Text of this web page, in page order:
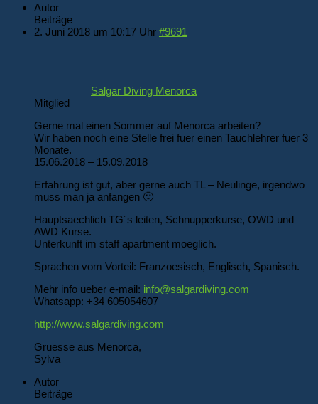
Autor
Beiträge
2. Juni 2018 um 10:17 Uhr #9691
Salgar Diving Menorca
Mitglied
Gerne mal einen Sommer auf Menorca arbeiten?
Wir haben noch eine Stelle frei fuer einen Tauchlehrer fuer 3
Monate.
15.06.2018 – 15.09.2018
Erfahrung ist gut, aber gerne auch TL – Neulinge, irgendwo
muss man ja anfangen 🙂
Hauptsaechlich TG´s leiten, Schnupperkurse, OWD und
AWD Kurse.
Unterkunft im staff apartment moeglich.
Sprachen vom Vorteil: Franzoesisch, Englisch, Spanisch.
Mehr info ueber e-mail: info@salgardiving.com
Whatsapp: +34 605054607
http://www.salgardiving.com
Gruesse aus Menorca,
Sylva
Autor
Beiträge